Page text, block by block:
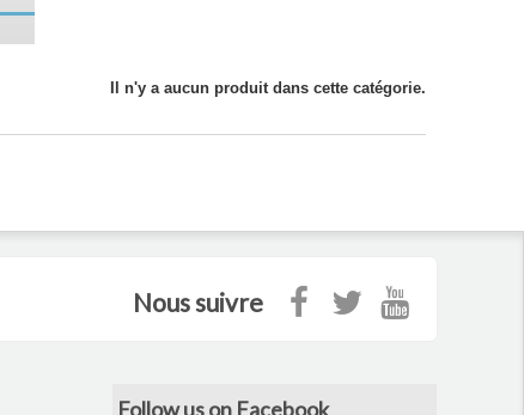
Il n'y a aucun produit dans cette catégorie.
Nous suivre
Follow us on Facebook